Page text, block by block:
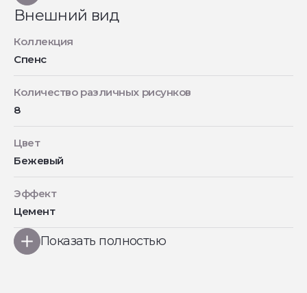
Внешний вид
Коллекция
Спенс
Количество различных рисунков
8
Цвет
Бежевый
Эффект
Цемент
Показать полностью